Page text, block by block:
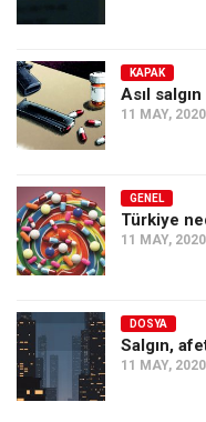
KAPAK
Asıl
11 MAY, 2020
GENEL
Türkiye
11 MAY, 2020
DOSYA
Salgın,
11 MAY, 2020